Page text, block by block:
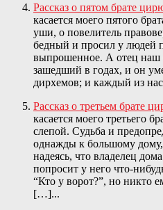
Рассказ о пятом брате
касается моего пятого
уши, о повелитель
бедный и просил у людей
выпрошенное. А отец наш
зашедший в годах, и он
дирхемов; и каждый из
Рассказ о третьем брате
касается моего третьего
слепой. Судьба и
однажды к большому дому,
надеясь, что владелец
попросит у него что-
“Кто у ворот?”, но никто
[…]...